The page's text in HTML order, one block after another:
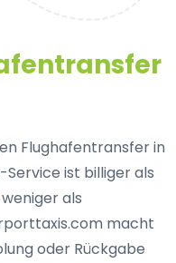
Flughafentransfer in
ist billiger als
als
macht
oder Rückgabe